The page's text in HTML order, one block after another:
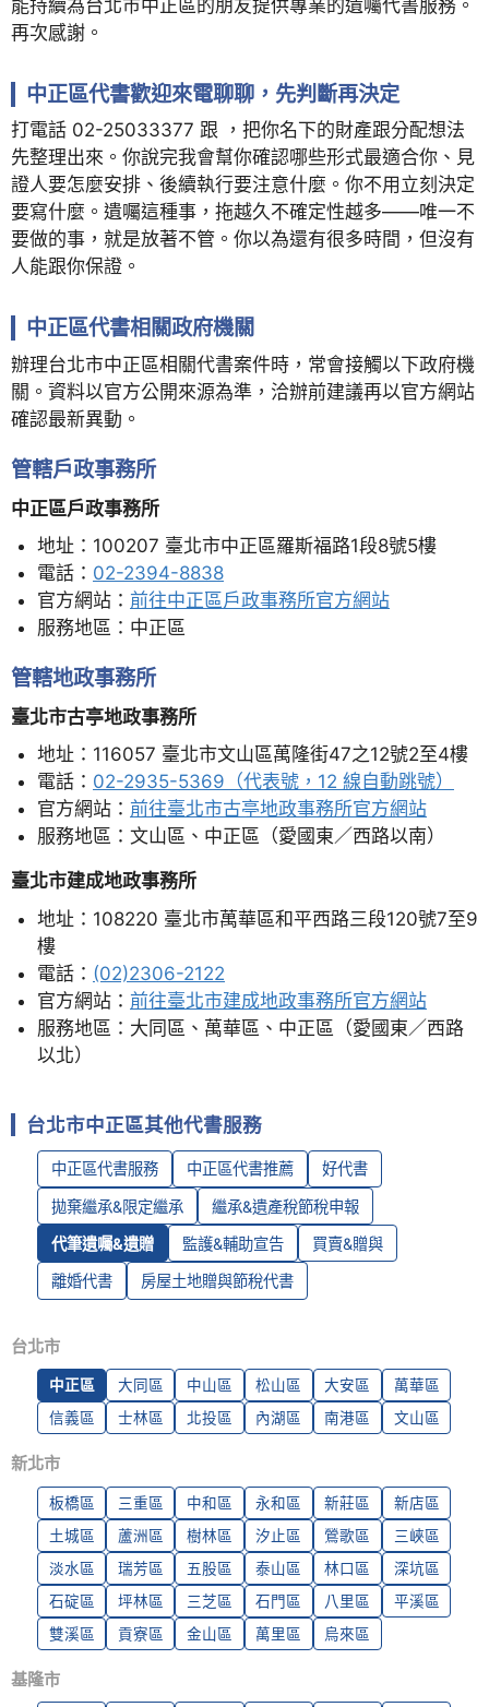
能持續為台北市中正區的朋友提供專業的遺囑代書服務。
再次感謝。
中正區代書歡迎來電聊聊，先判斷再決定
打電話 02-25033377 跟 ，把你名下的財產跟分配想法
先整理出來。你說完我會幫你確認哪些形式最適合你、見
證人要怎麼安排、後續執行要注意什麼。你不用立刻決定
要寫什麼。遺囑這種事，拖越久不確定性越多——唯一不
要做的事，就是放著不管。你以為還有很多時間，但沒有
人能跟你保證。
中正區代書相關政府機關
辦理台北市中正區相關代書案件時，常會接觸以下政府機
關。資料以官方公開來源為準，洽辦前建議再以官方網站
確認最新異動。
管轄戶政事務所
中正區戶政事務所
地址：100207 臺北市中正區羅斯福路1段8號5樓
電話： 02-2394-8838
官方網站： 前往中正區戶政事務所官方網站
服務地區：中正區
管轄地政事務所
臺北市古亭地政事務所
地址：116057 臺北市文山區萬隆街47之12號2至4樓
電話： 02-2935-5369（代表號，12 線自動跳號）
官方網站： 前往臺北市古亭地政事務所官方網站
服務地區：文山區、中正區（愛國東／西路以南）
臺北市建成地政事務所
地址：108220 臺北市萬華區和平西路三段120號7至9
樓
電話： (02)2306-2122
官方網站： 前往臺北市建成地政事務所官方網站
服務地區：大同區、萬華區、中正區（愛國東／西路
以北）
台北市中正區其他代書服務
中正區代書服務 中正區代書推薦 好代書
拋棄繼承&限定繼承 繼承&遺產稅節稅申報
代筆遺囑&遺贈 監護&輔助宣告 買賣&贈與
離婚代書 房屋土地贈與節稅代書
台北市
中正區 大同區 中山區 松山區 大安區
萬華區
信義區
士林區 北投區 內湖區 南港區 文山區
新北市
板橋區 三重區 中和區 永和區 新莊區
新店區
土城區
蘆洲區 樹林區 汐止區 鶯歌區
三峽區
淡水區
瑞芳區 五股區 泰山區 林口區
深坑區
石碇區
坪林區 三芝區 石門區 八里區
平溪區
雙溪區
貢寮區 金山區 萬里區 烏來區
基隆市